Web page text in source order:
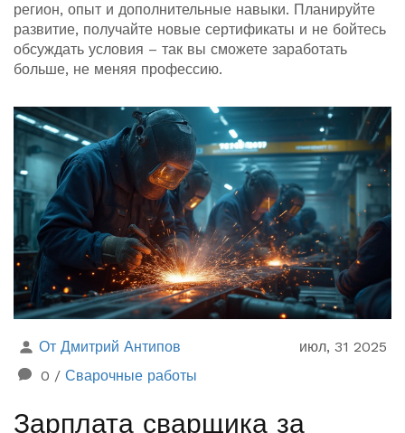
регион, опыт и дополнительные навыки. Планируйте
развитие, получайте новые сертификаты и не бойтесь
обсуждать условия – так вы сможете заработать
больше, не меняя профессию.
От Дмитрий Антипов
июл, 31 2025
0 / Сварочные работы
Зарплата сварщика за